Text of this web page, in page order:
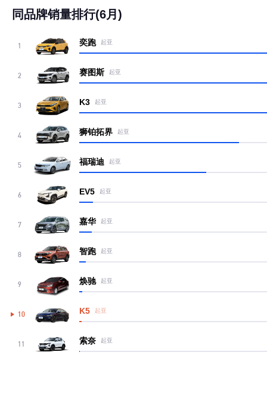
同品牌销量排行(6月)
1 奕跑 起亚
2 赛图斯 起亚
3 K3 起亚
4 狮铂拓界 起亚
5 福瑞迪 起亚
6 EV5 起亚
7 嘉华 起亚
8 智跑 起亚
9 焕驰 起亚
10 K5 起亚
11 索奈 起亚